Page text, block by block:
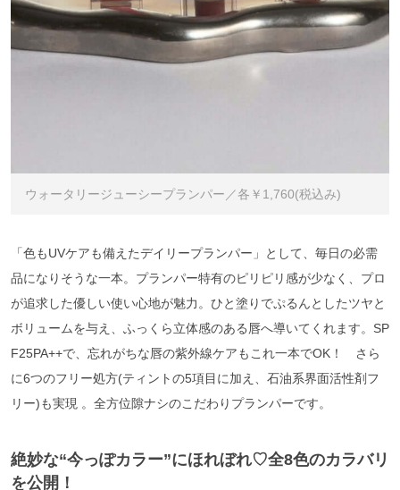
ウォータリージューシープランパー／各￥1,760(税込み)
「色もUVケアも備えたデイリープランパー」として、毎日の必需
品になりそうな一本。プランパー特有のピリピリ感が少なく、プロ
が追求した優しい使い心地が魅力。ひと塗りでぷるんとしたツヤと
ボリュームを与え、ふっくら立体感のある唇へ導いてくれます。SP
F25PA++で、忘れがちな唇の紫外線ケアもこれ一本でOK！ さら
に6つのフリー処方(ティントの5項目に加え、石油系界面活性剤フ
リー)も実現 。全方位隙ナシのこだわりプランパーです。
絶妙な“今っぽカラー”にほれぼれ♡全8色のカラバリ
を公開！